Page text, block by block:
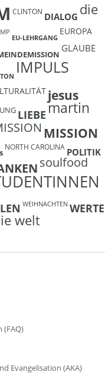
CLINTON DIALOG die
EU-LEHRGANG
EUROPA
GLAUBE
IMPULS
jesus
LIEBEmartin
MISSION
NORTH CAROLINA POLITIK
soulfood
WEIHNACHTEN WERTE
welt
(FAQ)
Evangelisation (AKA)